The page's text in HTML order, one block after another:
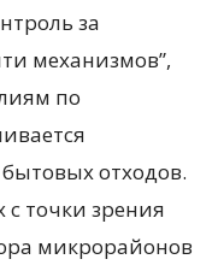
за
механизмов”,
по
отходов.
с точки зрения
микрорайонов